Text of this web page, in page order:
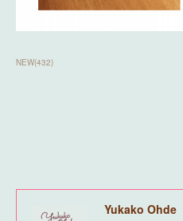
NEW(432)
Yukako Ohde